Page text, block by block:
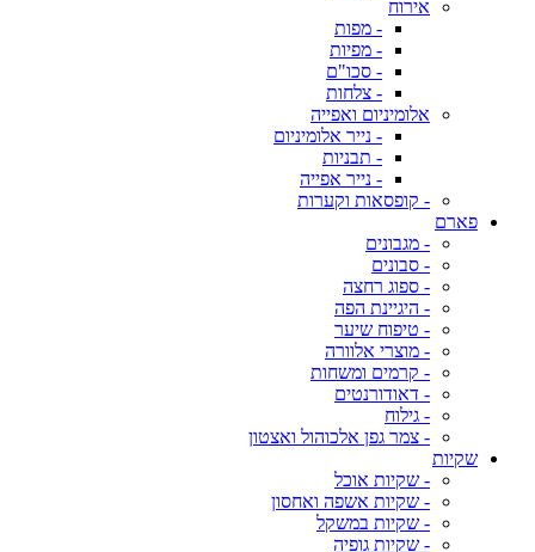
אירוח
- מפות
- מפיות
- סכו"ם
- צלחות
אלומיניום ואפייה
- נייר אלומיניום
- תבניות
- נייר אפייה
- קופסאות וקערות
פארם
- מגבונים
- סבונים
- ספוג רחצה
- היגיינת הפה
- טיפוח שיער
- מוצרי אלוורה
- קרמים ומשחות
- דאודורנטים
- גילוח
- צמר גפן אלכוהול ואצטון
שקיות
- שקיות אוכל
- שקיות אשפה ואחסון
- שקיות במשקל
- שקיות גופיה